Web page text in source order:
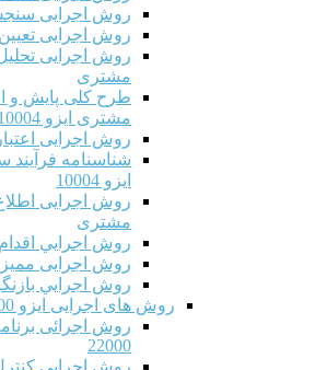
روش اجرایی
روش اجرایی
روش اجرایی
مشتری
طرح کلی پایش و
مشتری ایزو 10004
روش اجرایی
شناسنامه
ایزو 10004
روش اجرایی
مشتری
روش اجرايي اقدام
روش اجرایی ممیزی
روش اجرايي بازنگري
روش های اجرایی ایزو 22000
روش اجرائی
22000
روش اجرايي